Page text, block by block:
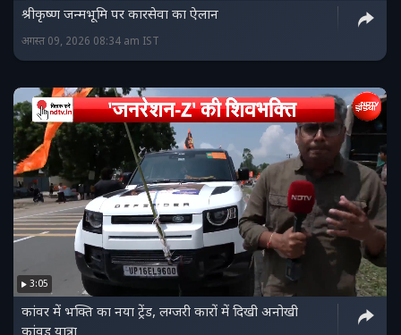
श्रीकृष्ण जन्मभूमि पर कारसेवा का ऐलान
अगस्त 09, 2026 08:34 am IST
3:05
कांवर में भक्ति का नया ट्रेंड, लग्जरी कारों में दिखी अनोखी